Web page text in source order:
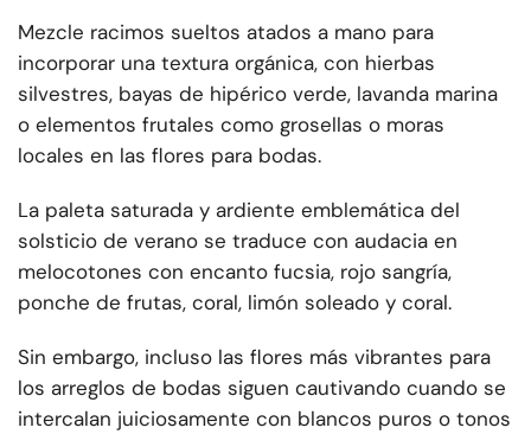
Mezcle racimos sueltos atados a mano para
incorporar una textura orgánica, con hierbas
silvestres, bayas de hipérico verde, lavanda marina
o elementos frutales como grosellas o moras
locales en las flores para bodas.
La paleta saturada y ardiente emblemática del
solsticio de verano se traduce con audacia en
melocotones con encanto fucsia, rojo sangría,
ponche de frutas, coral, limón soleado y coral.
Sin embargo, incluso las flores más vibrantes para
los arreglos de bodas siguen cautivando cuando se
intercalan juiciosamente con blancos puros o tonos